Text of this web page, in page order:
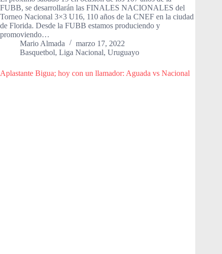
FUBB, se desarrollarán las FINALES NACIONALES del
Torneo Nacional 3×3 U16, 110 años de la CNEF en la ciudad
de Florida. Desde la FUBB estamos produciendo y
promoviendo…
Mario Almada
marzo 17, 2022
Basquetbol, Liga Nacional, Uruguayo
Aplastante Bigua; hoy con un llamador: Aguada vs Nacional